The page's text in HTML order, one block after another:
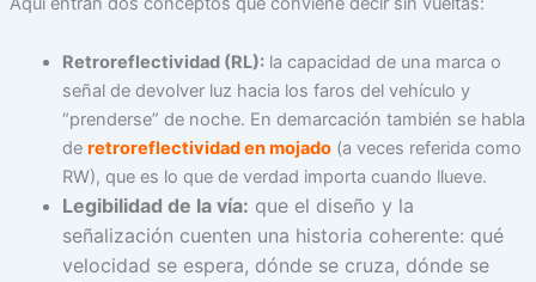
Retroreflectividad (RL):la capacidad de una marca o
señal de devolver luz hacia los faros del vehículo y
“prenderse” de noche. En demarcación también se habla
de retroreflectividad en mojado(a veces referida como
RW), que es lo que de verdad importa cuando llueve.
Legibilidad de la vía: que el diseño y la
señalización cuenten una historia coherente: qué
velocidad se espera, dónde se cruza, dónde se